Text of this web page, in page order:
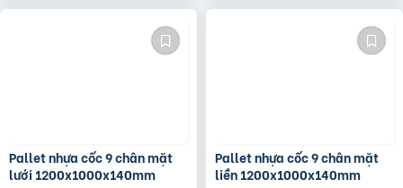
Pallet nhựa cốc 9 chân mặt
lưới 1200x1000x140mm
Pallet nhựa cốc 9 chân mặt
liền 1200x1000x140mm